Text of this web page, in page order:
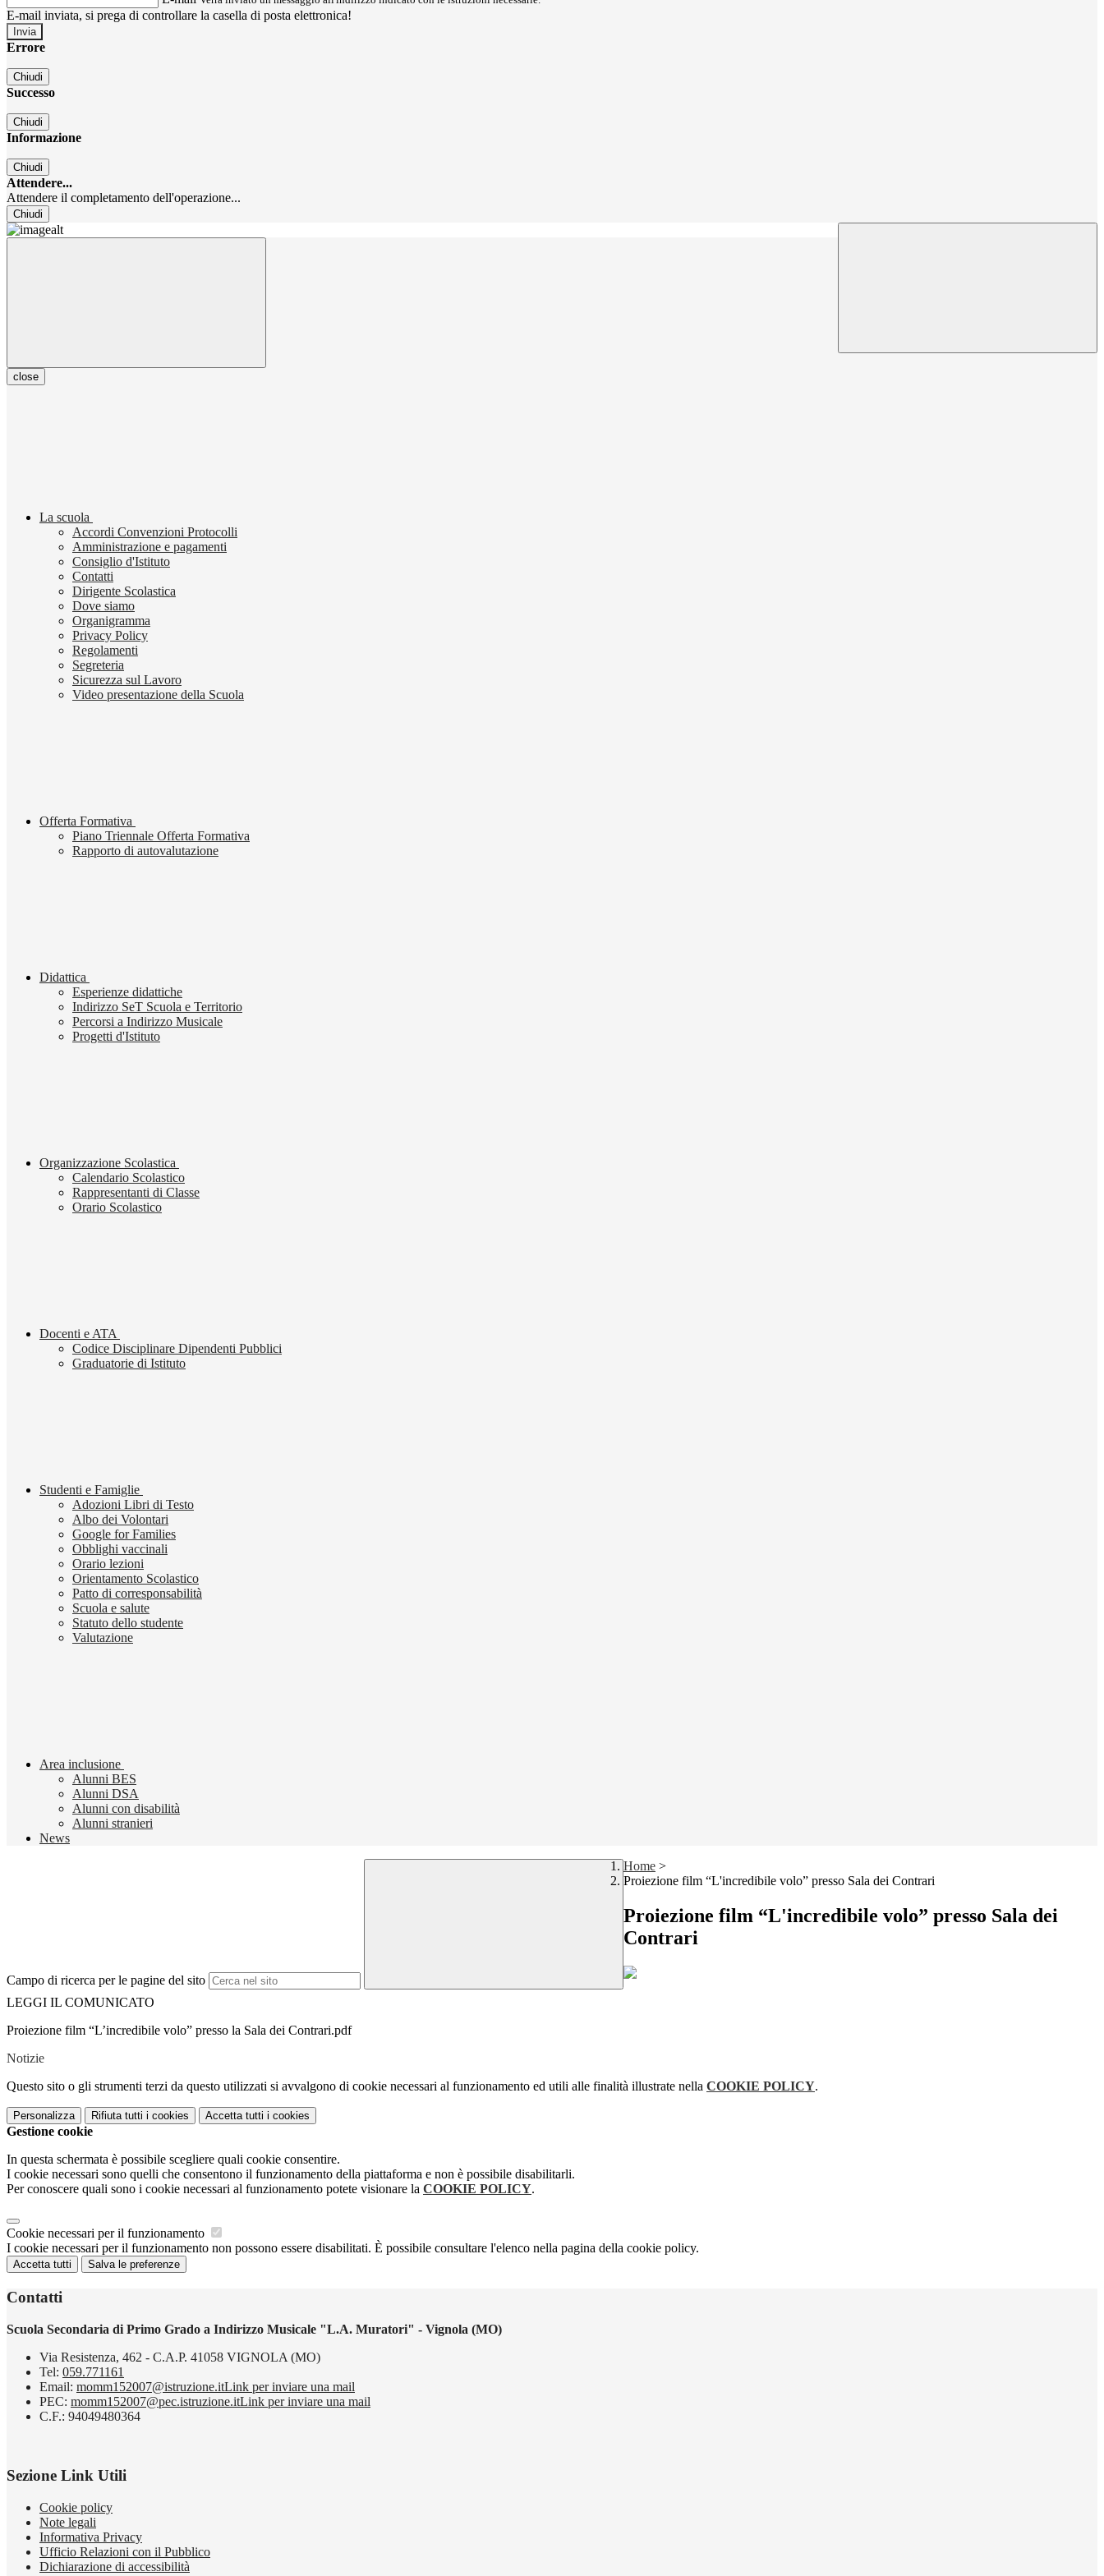
E-mail inviata, si prega di controllare la casella di posta elettronica!
Errore
Chiudi
Successo
Chiudi
Informazione
Chiudi
Attendere...
Attendere il completamento dell'operazione...
Chiudi
close
La scuola
Accordi Convenzioni Protocolli
Amministrazione e pagamenti
Consiglio d'Istituto
Contatti
Dirigente Scolastica
Dove siamo
Organigramma
Privacy Policy
Regolamenti
Segreteria
Sicurezza sul Lavoro
Video presentazione della Scuola
Offerta Formativa
Piano Triennale Offerta Formativa
Rapporto di autovalutazione
Didattica
Esperienze didattiche
Indirizzo SeT Scuola e Territorio
Percorsi a Indirizzo Musicale
Progetti d'Istituto
Organizzazione Scolastica
Calendario Scolastico
Rappresentanti di Classe
Orario Scolastico
Docenti e ATA
Codice Disciplinare Dipendenti Pubblici
Graduatorie di Istituto
Studenti e Famiglie
Adozioni Libri di Testo
Albo dei Volontari
Google for Families
Obblighi vaccinali
Orario lezioni
Orientamento Scolastico
Patto di corresponsabilità
Scuola e salute
Statuto dello studente
Valutazione
Area inclusione
Alunni BES
Alunni DSA
Alunni con disabilità
Alunni stranieri
News
Campo di ricerca per le pagine del sito
Home >
Proiezione film “L'incredibile volo” presso Sala dei Contrari
Proiezione film “L'incredibile volo” presso Sala dei
Contrari
LEGGI IL COMUNICATO
Proiezione film “L’incredibile volo” presso la Sala dei Contrari.pdf
Notizie
Questo sito o gli strumenti terzi da questo utilizzati si avvalgono di cookie necessari al funzionamento ed utili alle finalità illustrate nella COOKIE POLICY.
Personalizza Rifiuta tutti i cookies Accetta tutti i cookies
Gestione cookie
In questa schermata è possibile scegliere quali cookie consentire.
I cookie necessari sono quelli che consentono il funzionamento della piattaforma e non è possibile disabilitarli.
Per conoscere quali sono i cookie necessari al funzionamento potete visionare la COOKIE POLICY.
Cookie necessari per il funzionamento
I cookie necessari per il funzionamento non possono essere disabilitati. È possibile consultare l'elenco nella pagina della cookie policy.
Accetta tutti Salva le preferenze
Contatti
Scuola Secondaria di Primo Grado a Indirizzo Musicale "L.A. Muratori" - Vignola (MO)
Via Resistenza, 462 - C.A.P. 41058 VIGNOLA (MO)
Tel: 059.771161
Email: momm152007@istruzione.itLink per inviare una mail
PEC: momm152007@pec.istruzione.itLink per inviare una mail
C.F.: 94049480364
Sezione Link Utili
Cookie policy
Note legali
Informativa Privacy
Ufficio Relazioni con il Pubblico
Dichiarazione di accessibilità